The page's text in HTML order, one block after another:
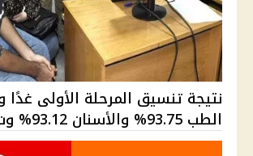
نتيجة تنسيق المرحلة الأولى
الطب 93.75% والأسنان 93.12% وت...